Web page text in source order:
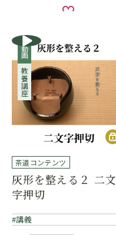
お気に入り
動画
教養講座
茶道コンテンツ
灰形を整える２ 二文
字押切
講義